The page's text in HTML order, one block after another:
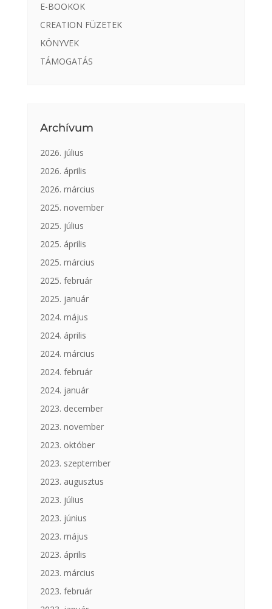
E-BOOKOK
CREATION FÜZETEK
KÖNYVEK
TÁMOGATÁS
Archívum
2026. július
2026. április
2026. március
2025. november
2025. július
2025. április
2025. március
2025. február
2025. január
2024. május
2024. április
2024. március
2024. február
2024. január
2023. december
2023. november
2023. október
2023. szeptember
2023. augusztus
2023. július
2023. június
2023. május
2023. április
2023. március
2023. február